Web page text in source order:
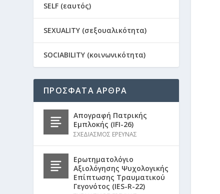
SELF (εαυτός)
SEXUALITY (σεξουαλικότητα)
SOCIABILITY (κοινωνικότητα)
ΠΡΟΣΦΑΤΑ ΑΡΘΡΑ
Απογραφή Πατρικής
Εμπλοκής (IFI-26)
ΣΧΕΔΙΑΣΜΟΣ ΕΡΕΥΝΑΣ
Ερωτηματολόγιο
Αξιολόγησης Ψυχολογικής
Επίπτωσης Τραυματικού
Γεγονότος (IES-R-22)